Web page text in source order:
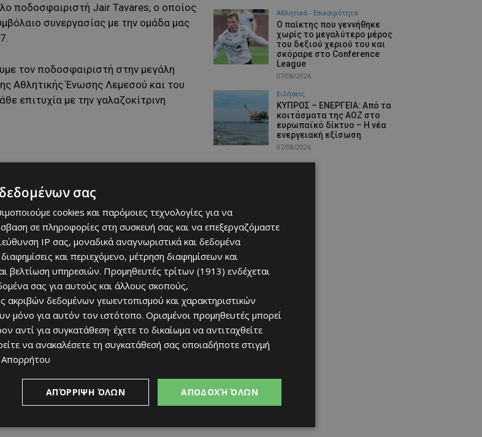
ποδοσφαιριστή Jair Tavares, ο οποίος
συνεργασίας με την ομάδα μας
τον ποδοσφαιριστή στην μεγάλη
Αθλητικής Ένωσης Λεμεσού και του
επιτυχία με την γαλαζοκίτρινη
Αθλητικά - Επικαιρότητα
Ο παίκτης που γεννήθηκε
χωρίς το μεγαλύτερο μέρος
του δεξιού χεριού του και
σκόραρε στο Conference
League
07/08/2026
Ειδήσεις
ΚΥΠΡΟΣ – ΕΝΕΡΓΕΙΑ: Από τα
κοιτάσματα της ΑΟΖ στο
ευρωπαϊκό δίκτυο – Η νέα
ενεργειακή εξίσωση
07/08/2026
σας
cookies και παρόμοιες τεχνολογίες για να
σε πληροφορίες στη συσκευή σας και να επεξεργαζόμαστε
IP σας, μοναδικά αναγνωριστικά και δεδομένα
και περιεχόμενο, μέτρηση διαφημίσεων και
βελτίωση υπηρεσιών. Προμηθευτές τρίτων (1913) ενδέχεται
σας για αυτούς και άλλους σκοπούς,
ακριβών δεδομένων γεωεντοπισμού και χαρακτηριστικών
μόνο για αυτόν τον ιστότοπο. Ορισμένοι προμηθευτές μπορεί
αντί για συγκατάθεση· έχετε το δικαίωμα να αντιταχθείτε
να ανακαλέσετε τη συγκατάθεσή σας οποιαδήποτε στιγμή
Απορρήτου
ΑΠΟΔΟΧΉ ΌΛΩΝ
ΑΠΌΡΡΙΨΗ ΌΛΩΝ